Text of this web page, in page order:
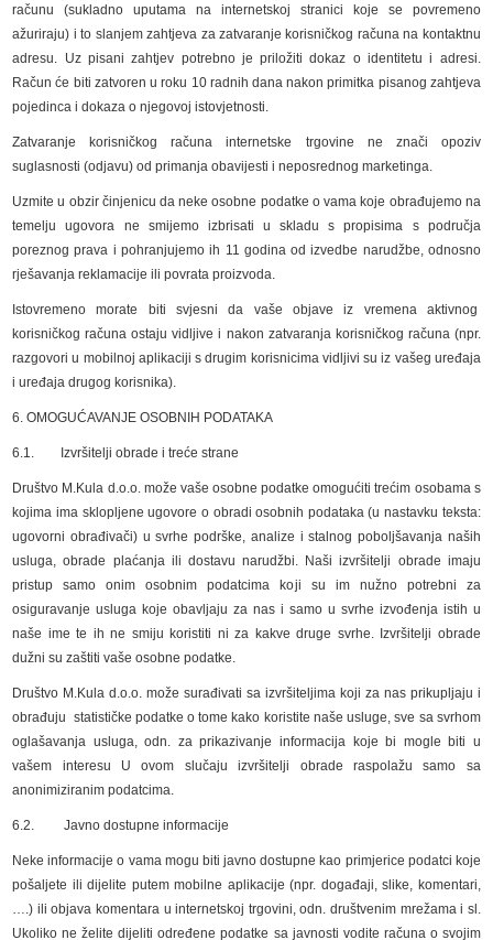
računu (sukladno uputama na internetskoj stranici koje se povremeno
ažuriraju) i to slanjem zahtjeva za zatvaranje korisničkog računa na kontaktnu
adresu. Uz pisani zahtjev potrebno je priložiti dokaz o identitetu i adresi.
Račun će biti zatvoren u roku 10 radnih dana nakon primitka pisanog zahtjeva
pojedinca i dokaza o njegovoj istovjetnosti.
Zatvaranje korisničkog računa internetske trgovine ne znači opoziv
suglasnosti (odjavu) od primanja obavijesti i neposrednog marketinga.
Uzmite u obzir činjenicu da neke osobne podatke o vama koje obrađujemo na
temelju ugovora ne smijemo izbrisati u skladu s propisima s područja
poreznog prava i pohranjujemo ih 11 godina od izvedbe narudžbe, odnosno
rješavanja reklamacije ili povrata proizvoda.
Istovremeno morate biti svjesni da vaše objave iz vremena aktivnog
korisničkog računa ostaju vidljive i nakon zatvaranja korisničkog računa (npr.
razgovori u mobilnoj aplikaciji s drugim korisnicima vidljivi su iz vašeg uređaja
i uređaja drugog korisnika).
6. OMOGUĆAVANJE OSOBNIH PODATAKA
6.1. Izvršitelji obrade i treće strane
Društvo M.Kula d.o.o. može vaše osobne podatke omogućiti trećim osobama s
kojima ima sklopljene ugovore o obradi osobnih podataka (u nastavku teksta:
ugovorni obrađivači) u svrhe podrške, analize i stalnog poboljšavanja naših
usluga, obrade plaćanja ili dostavu narudžbi. Naši izvršitelji obrade imaju
pristup samo onim osobnim podatcima koji su im nužno potrebni za
osiguravanje usluga koje obavljaju za nas i samo u svrhe izvođenja istih u
naše ime te ih ne smiju koristiti ni za kakve druge svrhe. Izvršitelji obrade
dužni su zaštiti vaše osobne podatke.
Društvo M.Kula d.o.o. može surađivati sa izvršiteljima koji za nas prikupljaju i
obrađuju statističke podatke o tome kako koristite naše usluge, sve sa svrhom
oglašavanja usluga, odn. za prikazivanje informacija koje bi mogle biti u
vašem interesu U ovom slučaju izvršitelji obrade raspolažu samo sa
anonimiziranim podatcima.
6.2. Javno dostupne informacije
Neke informacije o vama mogu biti javno dostupne kao primjerice podatci koje
pošaljete ili dijelite putem mobilne aplikacije (npr. događaji, slike, komentari,
….) ili objava komentara u internetskoj trgovini, odn. društvenim mrežama i sl.
Ukoliko ne želite dijeliti određene podatke sa javnosti vodite računa o svojim